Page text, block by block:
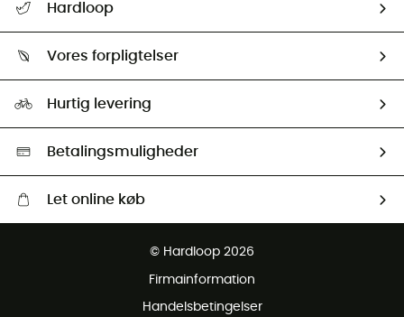
Returnering & Tilbagebetaling
Hardloop
Our ambassadors
Vores forpligtelser
Second hand
HardGreen Udvalg
Hurtig levering
Betalingsmuligheder
Let online køb
Gratis retur inden for 100 dage
© Hardloop 2026
Firmainformation
Handelsbetingelser